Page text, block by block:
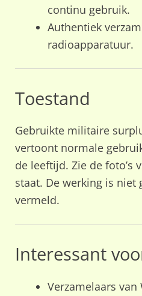
continu gebruik.
Authentiek
radioapparatuur.
Toestand
Gebruikte militaire
vertoont normale
de leeftijd. Zie de foto’s
staat. De werking is niet
vermeld.
Interessant
Verzamelaars van